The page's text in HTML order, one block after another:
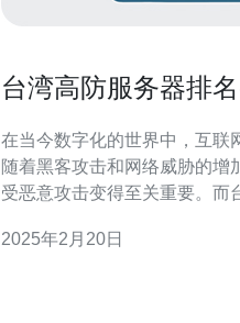
台湾高防服务器排
在当今数字化的世界中，互联
随着黑客攻击和网络威胁的增
受恶意攻击变得至关重要。而
础设施和技术实力。高防服务
2025年2月20日